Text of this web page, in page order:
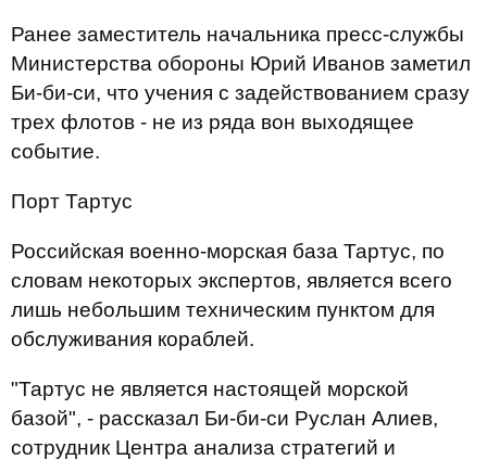
Ранее заместитель начальника пресс-службы
Министерства обороны Юрий Иванов заметил
Би-би-си, что учения с задействованием сразу
трех флотов - не из ряда вон выходящее
событие.
Порт Тартус
Российская военно-морская база Тартус, по
словам некоторых экспертов, является всего
лишь небольшим техническим пунктом для
обслуживания кораблей.
"Тартус не является настоящей морской
базой", - рассказал Би-би-си Руслан Алиев,
сотрудник Центра анализа стратегий и